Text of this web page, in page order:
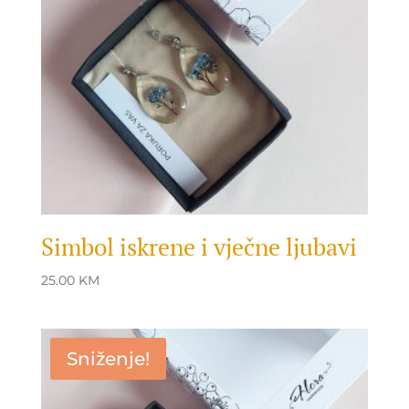
Simbol iskrene i vječne ljubavi
25.00 KM
Sniženje!